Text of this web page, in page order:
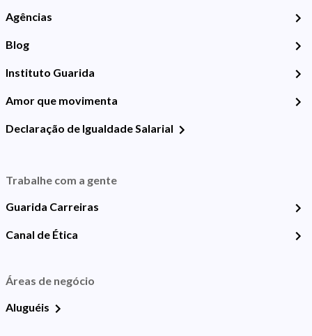
Agências
Blog
Instituto Guarida
Amor que movimenta
Declaração de Igualdade Salarial
Trabalhe com a gente
Guarida Carreiras
Canal de Ética
Áreas de negócio
Aluguéis